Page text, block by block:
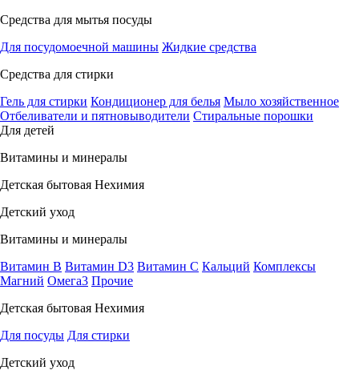
Средства для мытья посуды
Для посудомоечной машины Жидкие средства
Средства для стирки
Гель для стирки Кондиционер для белья Мыло хозяйственное
Отбеливатели и пятновыводители Стиральные порошки
Для детей
Витамины и минералы
Детская бытовая Нехимия
Детский уход
Витамины и минералы
Витамин В Витамин D3 Витамин С Кальций Комплексы
Магний Омега3 Прочие
Детская бытовая Нехимия
Для посуды Для стирки
Детский уход